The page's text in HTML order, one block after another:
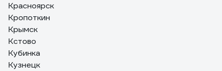
Красноярск
Кропоткин
Крымск
Кстово
Кубинка
Кузнецк